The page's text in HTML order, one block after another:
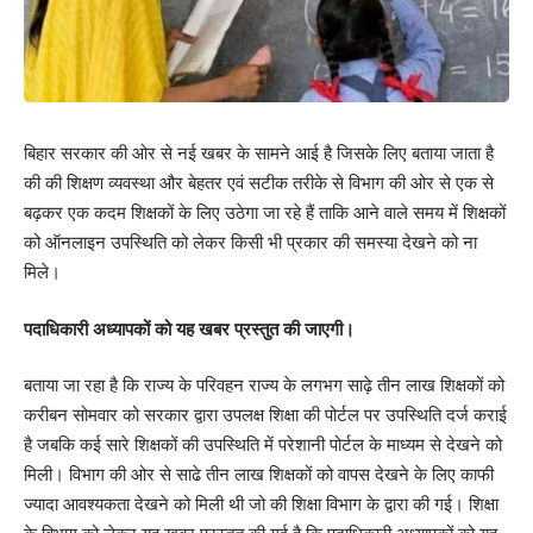
बिहार सरकार की ओर से नई खबर के सामने आई है जिसके लिए बताया जाता है
की की शिक्षण व्यवस्था और बेहतर एवं सटीक तरीके से विभाग की ओर से एक से
बढ़कर एक कदम शिक्षकों के लिए उठेगा जा रहे हैं ताकि आने वाले समय में शिक्षकों
को ऑनलाइन उपस्थिति को लेकर किसी भी प्रकार की समस्या देखने को ना
मिले।
पदाधिकारी अध्यापकों को यह खबर प्रस्तुत की जाएगी।
बताया जा रहा है कि राज्य के परिवहन राज्य के लगभग साढ़े तीन लाख शिक्षकों को
करीबन सोमवार को सरकार द्वारा उपलक्ष शिक्षा की पोर्टल पर उपस्थिति दर्ज कराई
है जबकि कई सारे शिक्षकों की उपस्थिति में परेशानी पोर्टल के माध्यम से देखने को
मिली। विभाग की ओर से साढे तीन लाख शिक्षकों को वापस देखने के लिए काफी
ज्यादा आवश्यकता देखने को मिली थी जो की शिक्षा विभाग के द्वारा की गई। शिक्षा